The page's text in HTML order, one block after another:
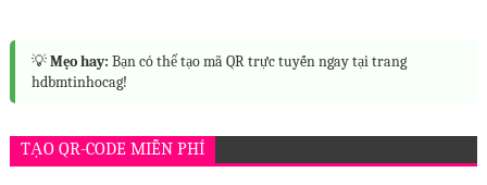
💡Mẹo hay: Bạn có thể tạo mã QR trực tuyến ngay tại trang
hdbmtinhocag!
TẠO QR-CODE MIỄN PHÍ